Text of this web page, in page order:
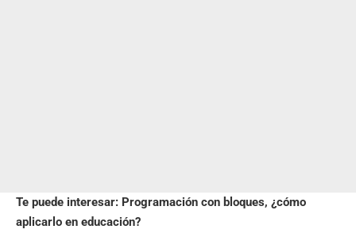
Te puede interesar: Programación con bloques, ¿cómo
aplicarlo en educación?